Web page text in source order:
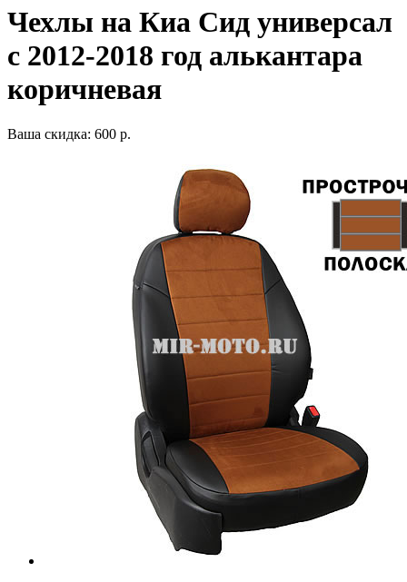
Чехлы на Киа Сид универсал
с 2012-2018 год алькантара
коричневая
Ваша скидка: 600 р.